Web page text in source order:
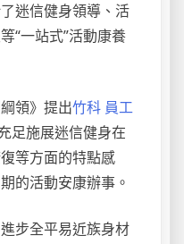
迷信健身領導、活
“一站式”活動康養
領》提出竹科 員工
足施展迷信健身在
等方面的特點感
的活動安康辦事。
步全平易近族身材